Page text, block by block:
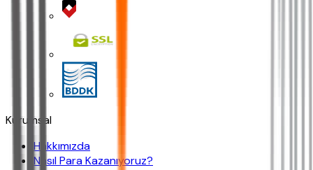
Kurumsal
Hakkımızda
Nasıl Para Kazanıyoruz?